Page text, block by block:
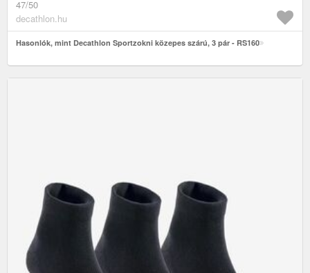
47/50
decathlon.hu
Hasonlók, mint Decathlon Sportzokni közepes szárú, 3 pár - RS160